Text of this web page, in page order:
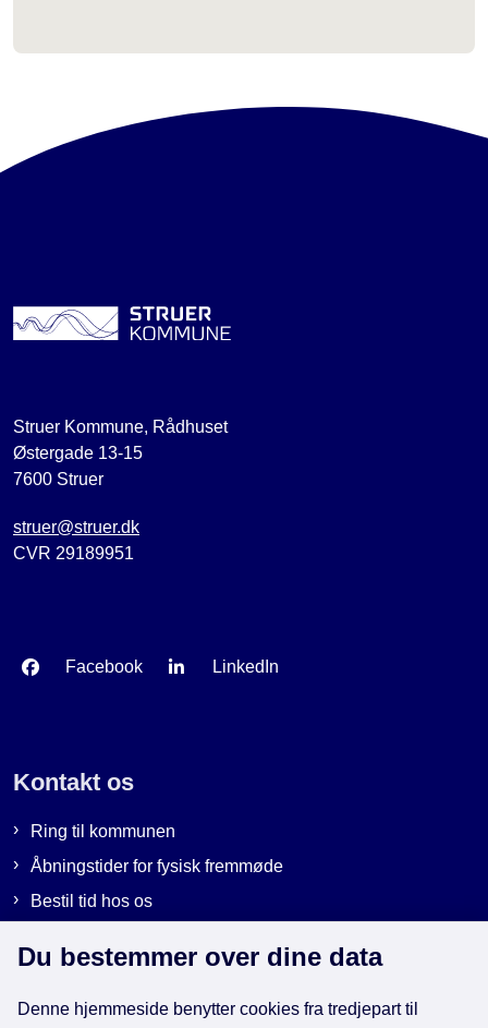
Struer Kommune, Rådhuset
Østergade 13-15
7600 Struer
struer@struer.dk
CVR 29189951
Facebook LinkedIn
Kontakt os
Ring til kommunen
Åbningstider for fysisk fremmøde
Bestil tid hos os
Du bestemmer over dine data
Denne hjemmeside benytter cookies fra tredjepart til